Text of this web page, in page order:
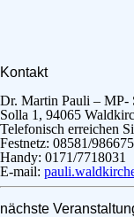
Kontakt
Dr. Martin Pauli – MP-
Solla 1, 94065
Telefonisch erreichen
Festnetz: 08581/986675
Handy: 0171/7718031
E-mail:
nächste